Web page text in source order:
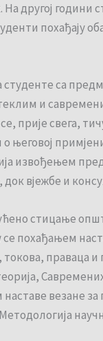
другој години
похађају
са
и
прије свега,
извођењем
вјежбе и
стицање
похађањем
праваца
везане